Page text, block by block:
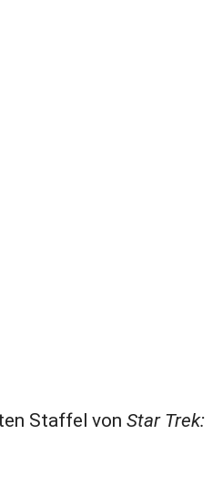
Staffel von Star Trek: